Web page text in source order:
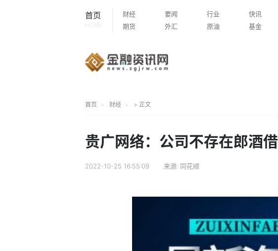
首页
HOME
财经 要闻 行业 快讯
期货
外汇 原油 基金
首页 财经 > 正文
贵广网络：公司不存在郎酒
2022-10-25 16:55:09 来源: 同花顺